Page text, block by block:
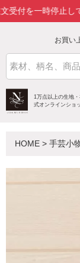
一時停止しており
お買い
1万点以上の生地
式オンラインショ
HOME > 手芸小